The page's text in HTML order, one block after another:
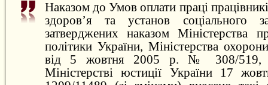
Наказом до Умов оплати праці
здоров’я та установ соціального
затверджених наказом Міністерства
політики України, Міністерства
від 5 жовтня 2005 р. № 308/519,
Міністерстві юстиції України 17